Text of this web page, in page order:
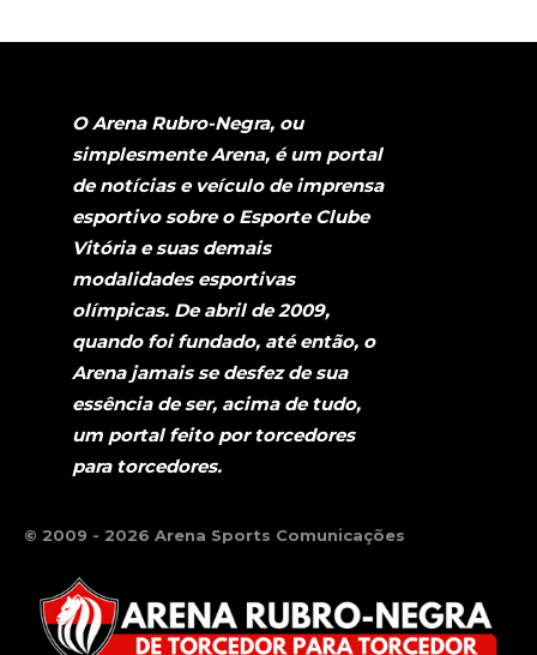
O Arena Rubro-Negra, ou
simplesmente Arena, é um portal
de notícias e veículo de imprensa
esportivo sobre o Esporte Clube
Vitória e suas demais
modalidades esportivas
olímpicas. De abril de 2009,
quando foi fundado, até então, o
Arena jamais se desfez de sua
essência de ser, acima de tudo,
um portal feito por torcedores
para torcedores.
© 2009 - 2026 Arena Sports Comunicações